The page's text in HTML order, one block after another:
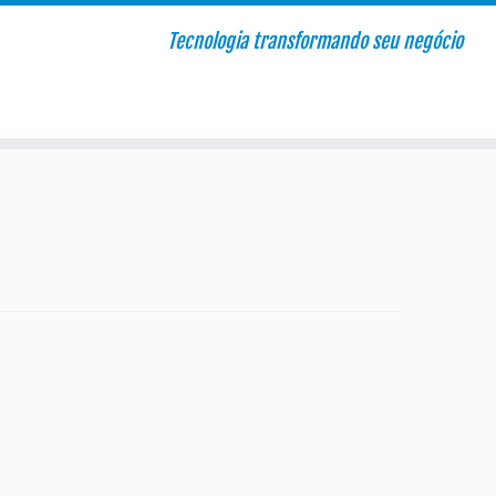
Tecnologia transformando seu negócio